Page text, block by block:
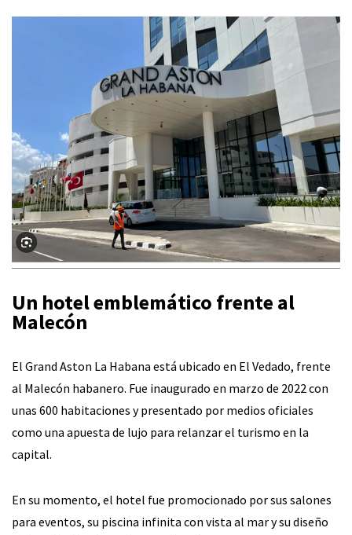
Un hotel emblemático frente al
Malecón
El Grand Aston La Habana está ubicado en El Vedado, frente
al Malecón habanero. Fue inaugurado en marzo de 2022 con
unas 600 habitaciones y presentado por medios oficiales
como una apuesta de lujo para relanzar el turismo en la
capital.
En su momento, el hotel fue promocionado por sus salones
para eventos, su piscina infinita con vista al mar y su diseño